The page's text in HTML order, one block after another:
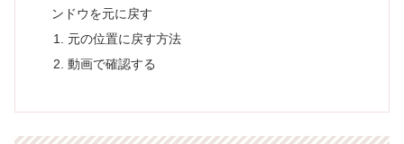
ンドウを元に戻す
元の位置に戻す方法
動画で確認する